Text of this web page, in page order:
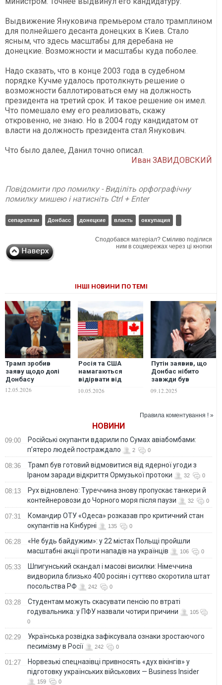
Выдвижение Януковича премьером стало трамплином
для полнейшего десанта донецких в Киев. Стало
ясным, что здесь масштабы для деребана не
донецкие. Возможности и масштабы куда поболее.
Надо сказать, что в конце 2003 года в судебном
порядке Кучме удалось протолкнуть решение о
возможности баллотироваться ему на должность
президента на третий срок. И такое решение он имел.
Что помешало ему его реализовать, скажу
откровенно, не знаю. Но в 2004 году кандидатом от
власти на должность президента стал Янукович.
Что было далее, Данил точно описал.
Иван ЗАВИДОВСКИЙ
Повідомити про помилку - Виділіть орфографічну
помилку мишею і натисніть Ctrl + Enter
сепаратизм Донбасс донецкие власть оккупация
Сподобався матеріал? Сміливо поділися
ним в соцмережах через ці кнопки
ІНШІ НОВИНИ ПО ТЕМІ
Трамп зробив
заяву щодо долі
Донбасу
12.05.2026
Росія та США
намагаються
відірвати від
найбагатшу
10.05.2026
Путін заявив, що
Донбас нібито
завжди був
09.12.2025
Правила коментування ! »
НОВИНИ
09:00
Російські окупанти вдарили по Сумах авіабомбами:
п’ятеро людей постраждало
2 0
08:36
Трамп був готовий відмовитися від ядерної угоди з
Іраном заради відкриття Ормузької протоки
32 0
08:13
Рух відновлено: Туреччина знову пропускає танкери й
контейнеровози до Чорного моря після паузи
32 0
07:31
Командир ОТУ «Одеса» розказав про критичний стан
окупантів на Кінбурні
135 0
06:28
«Не будь байдужим»: у 22 містах Польщі пройшли
масштабні акції проти нападів на українців
106 0
05:33
Шпигунський скандал і масові висилки: Німеччина
видворила близько 400 росіян і суттєво скоротила штат
посольства РФ
242 0
03:28
Студентам можуть скасувати пенсію по втраті
годувальника: у ПФУ назвали чотири причини
105
0
02:29
Українська розвідка зафіксувала ознаки зростаючого
песимізму в Росії
242 0
01:27
Норвезькі спецназівці привносять «дух вікінгів» у
підготовку українських військових — Business Insider
159 0